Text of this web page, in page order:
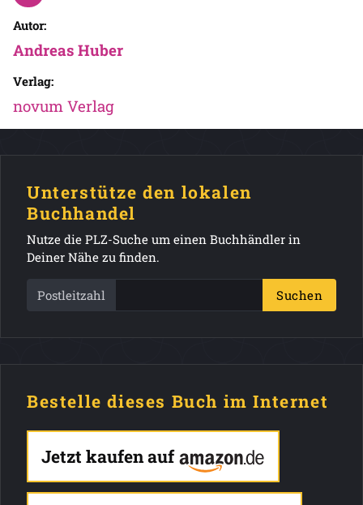
Autor:
Andreas Huber
Verlag:
novum Verlag
Unterstütze den lokalen
Buchhandel
Nutze die PLZ-Suche um einen Buchhändler in
Deiner Nähe zu finden.
Postleitzahl Suchen
Bestelle dieses Buch im Internet
Jetzt kaufen auf